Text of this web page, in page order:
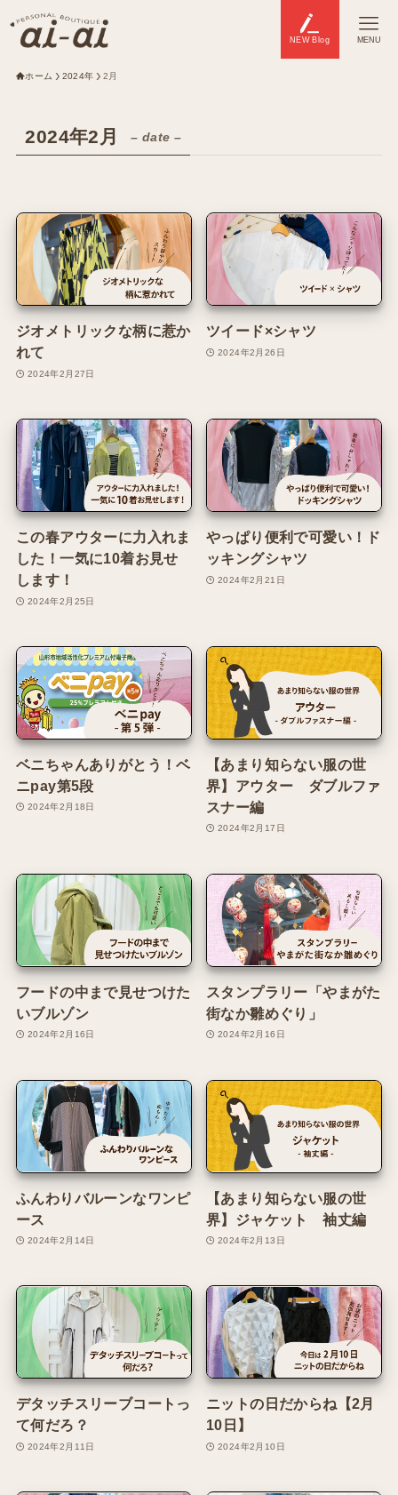
NEW Blog MENU
ホーム 2024年 2月
2024年2月 – date –
ジオメトリックな柄に惹か
れて
2024年2月27日
ツイード×シャツ
2024年2月26日
この春アウターに力入れま
した！一気に10着お見せ
します！
2024年2月25日
やっぱり便利で可愛い！ド
ッキングシャツ
2024年2月21日
ベニちゃんありがとう！ベ
ニpay第5段
2024年2月18日
【あまり知らない服の世
界】アウター ダブルファ
スナー編
2024年2月17日
フードの中まで見せつけた
いブルゾン
2024年2月16日
スタンプラリー「やまがた
街なか雛めぐり」
2024年2月16日
ふんわりバルーンなワンピ
ース
2024年2月14日
【あまり知らない服の世
界】ジャケット 袖丈編
2024年2月13日
デタッチスリーブコートっ
て何だろ？
2024年2月11日
ニットの日だからね【2月
10日】
2024年2月10日